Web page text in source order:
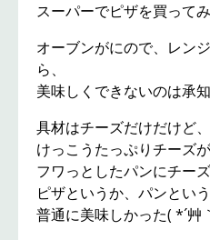
スーパーでピザを買ってみ
オーブンがにので、レン
ら、
美味しくできないのは承知
具材はチーズだけだけど、
けっこうたっぷりチーズ
フワっとしたパンにチー
ピザというか、パンとい
普通に美味しかった( *´艸